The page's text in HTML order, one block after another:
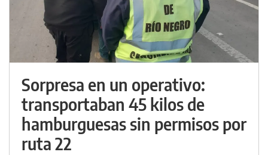
Sorpresa en un operativo:
transportaban 45 kilos de
hamburguesas sin permisos por
ruta 22